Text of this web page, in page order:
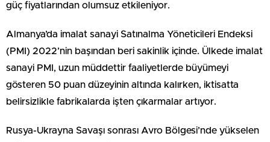
güç fiyatlarından olumsuz etkileniyor.
Almanya’da imalat sanayi Satınalma Yöneticileri Endeksi
(PMI) 2022’nin başından beri sakinlik içinde. Ülkede imalat
sanayi PMI, uzun müddettir faaliyetlerde büyümeyi
gösteren 50 puan düzeyinin altında kalırken, iktisatta
belirsizlikle fabrikalarda işten çıkarmalar artıyor.
Rusya-Ukrayna Savaşı sonrası Avro Bölgesi’nde yükselen